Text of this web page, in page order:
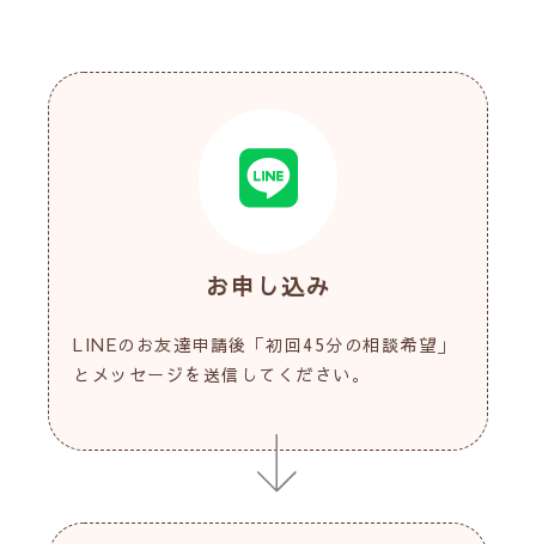
お申し込み
LINEのお友達申請後「初回45分の相談希望」
とメッセージを送信してください。